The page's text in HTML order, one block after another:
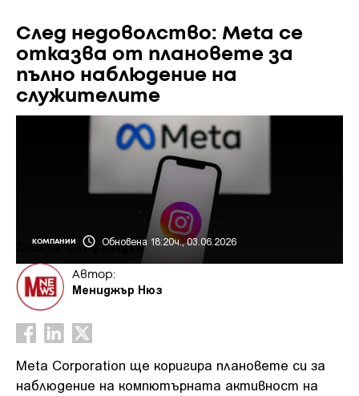
След недоволство: Meta се
отказва от плановете за
пълно наблюдение на
служителите
КОМПАНИИ Обновена 18:20ч., 03.06.2026
Снимка: Getty Images
Автор:
Мениджър Нюз
Meta Corporation ще коригира плановете си за
наблюдение на компютърната активност на